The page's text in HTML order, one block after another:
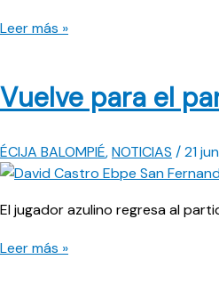
Completado
bus
para
Xàtiva
Leer más »
Vuelve para el
ÉCIJA BALOMPIÉ,NOTICIAS /21
El jugador azulino regresa al
Vuelve
Leer más »